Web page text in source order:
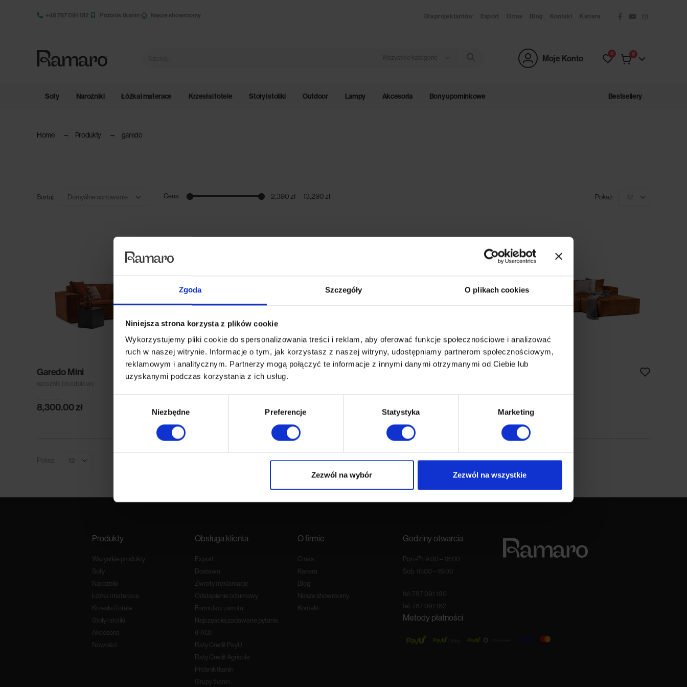
Zgoda Szczegóły O plikach cookies
Niniejsza strona korzysta z plików cookie
Wykorzystujemy pliki cookie do spersonalizowania treści i reklam, aby oferować funkcje społecznościowe i analizować
ruch w naszej witrynie. Informacje o tym, jak korzystasz z naszej witryny, udostępniamy partnerom społecznościowym,
reklamowym i analitycznym. Partnerzy mogą połączyć te informacje z innymi danymi otrzymanymi od Ciebie lub
uzyskanymi podczas korzystania z ich usług.
Niezbędne Preferencje Statystyka Marketing
Zezwól na wybór Zezwól na wszystkie
+48 787 091 182 Próbnik tkanin Nasze showroomy Dla projektantów Export O nas Blog Kontakt Kariera
Wszystkie kategorie Moje Konto 0 0
Sofy Narożniki Łóżka i materace Krzesła i fotele Stoły i stoliki Outdoor Lampy Akcesoria Bony upominkowe Bestsellery
Home Produkty garedo
Sortuj: Cena 2,390 zł 13,290 zł Pokaż:
Garedo Mini
narożnik | modułowy
8,300.00zł
Garedo Max
13,960.00
Garedo NA
zł
Pokaż:
Produkty
Wszystkie produkty
Sofy
Narożniki
Łóżka i materace
Krzesła i fotele
Stoły i stoliki
Akcesoria
Nowości
Obsługa klienta
Export
Dostawa
Zwroty i reklamacje
Odstapienie od umowy
Formularz zwrotu
Najczęściej zadawane pytania
(FAQ)
Raty Credit PayU
Raty Credit Agricole
Próbnik tkanin
Grupy tkanin
O firmie
O nas
Kariera
Blog
Nasze showroomy
Kontakt
Godziny otwarcia
Pon.-Pt. 9:00 – 18:00
Sob. 10:00 – 16:00
tel: 787 091 180
tel: 787 091 182
Metody płatności